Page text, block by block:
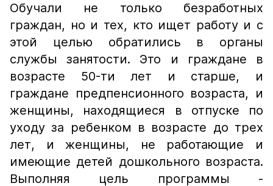
Обучали не только безработных
граждан, но и тех, кто ищет работу и с
этой целью обратились в органы
службы занятости. Это и граждане в
возрасте 50-ти лет и старше, и
граждане предпенсионного возраста, и
женщины, находящиеся в отпуске по
уходу за ребенком в возрасте до трех
лет, и женщины, не работающие и
имеющие детей дошкольного возраста.
Выполняя цель программы -